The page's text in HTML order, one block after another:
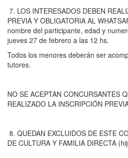
7. LOS INTERESADOS DEBEN
PREVIA Y OBLIGATORIA AL
nombre del participante, edad y
jueves 27 de febrero a las 12 hs.
Todos los menores deberán ser
tutores.
NO SE ACEPTAN CONCURSANTES
REALIZADO LA INSCRIPCIÓN
8. QUEDAN EXCLUIDOS DE ESTE
DE CULTURA Y FAMILIA DIRECTA